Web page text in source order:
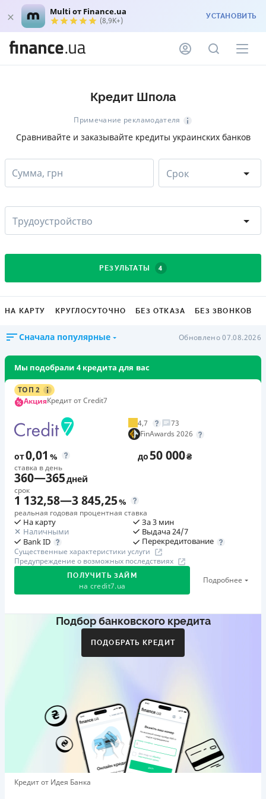
Multi от Finance.ua
(8,9K+) УСТАНОВИТЬ
Кредит Шпола
Примечание рекламодателя
Сравнивайте и заказывайте кредиты украинских банков
Сумма, грн Срок
Трудоустройство
РЕЗУЛЬТАТЫ 4
НА КАРТУ КРУГЛОСУТОЧНО БЕЗ ОТКАЗА БЕЗ ЗВОНКОВ
Сначала популярные Обновлено 07.08.2026
Мы подобрали 4 кредита для вас
ТОП 2
АкцияКредит от Credit7
4,7
73
FinAwards 2026
от0,01 %
ставка в день
до50 000₴
360—365дней
срок
1 132,58—3 845,25%
реальная годовая процентная ставка
На карту
Наличными
Bank ID
За 3 мин
Выдача 24/7
Перекредитование
Существенные характеристики услуги
Предупреждение о возможных последствиях
ПОЛУЧИТЬ ЗАЙМ
на credit7.ua
Подробнее
Акция: «Кешбэк за друга»
друг регистрируется и получает первый кредит (от
Бронзовый призер FinAwards 2026 «Лучшая программа
лояльности»
Первый займ
от 0,01%/день до 30 000 ₴
Повторный займ
Подбор банковского кредита
ПОДОБРАТЬ КРЕДИТ
Кредит от Идея Банка